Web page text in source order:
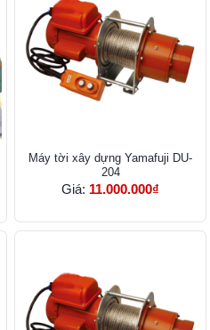
Máy tời xây dựng Yamafuji DU-
204
Giá: 11.000.000₫